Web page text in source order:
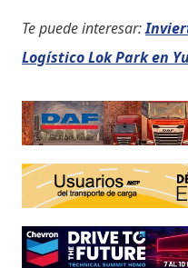
Te puede interesar:
Logístico Lok Park en